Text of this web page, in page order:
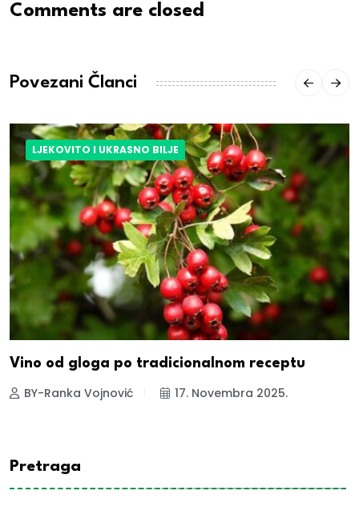
Comments are closed
Povezani Članci
LJEKOVITO I UKRASNO BILJE
Vino od gloga po tradicionalnom receptu
BY-Ranka Vojnović 17. Novembra 2025.
Pretraga